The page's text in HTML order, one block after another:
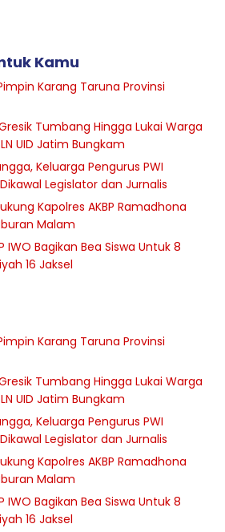
Kamu
Karang Taruna Provinsi
Tumbang Hingga Lukai Warga
UID Jatim Bungkam
Keluarga Pengurus PWI
Legislator dan Jurnalis
Kapolres AKBP Ramadhona
Malam
IWO Bagikan Bea Siswa Untuk 8
16 Jaksel
Karang Taruna Provinsi
Tumbang Hingga Lukai Warga
UID Jatim Bungkam
Keluarga Pengurus PWI
Legislator dan Jurnalis
Kapolres AKBP Ramadhona
Malam
IWO Bagikan Bea Siswa Untuk 8
16 Jaksel